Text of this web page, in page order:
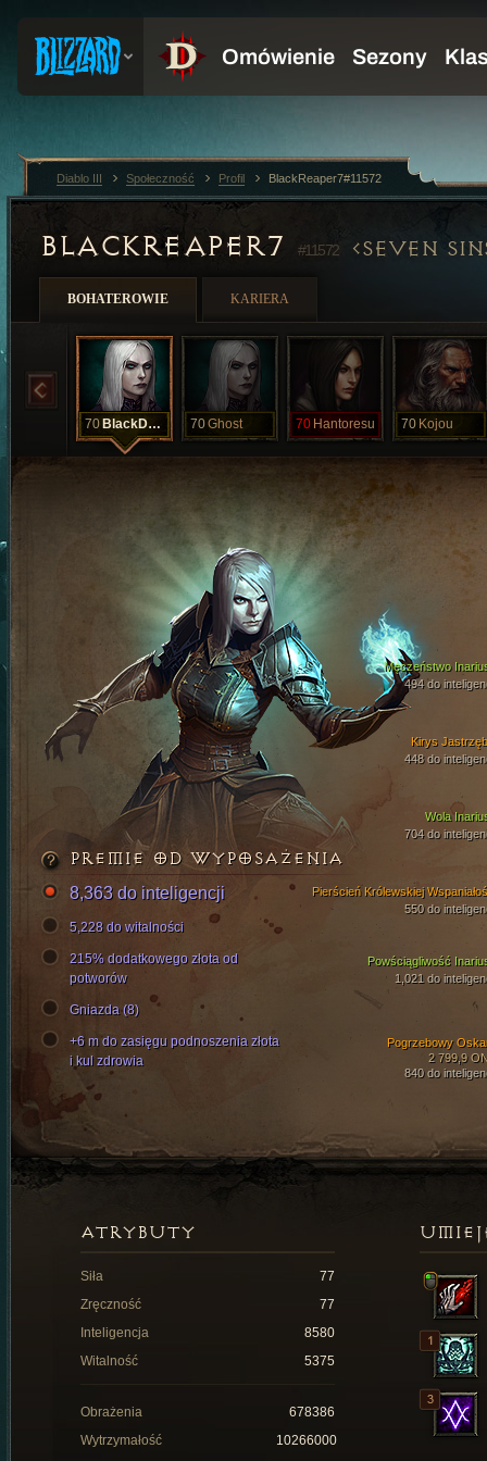
BLACKREAPER7 #11572 SEVEN
BOHATEROWIE KARIERA
70 BlackDeath 70Ghost 70 Hantoresu 70 Kojou
Kirys
448 do
Wola
704 do
Męczeństwo
494 do
Powściągliwość
1,021 do
Pogrzebowy
2 799,9
840 do
Pierścień Królewskiej
550 do
PREMIE OD WYPOSAŻENIA
8,363 do inteligencji
5,228 do witalności
215% dodatkowego złota od
potworów
Gniazda (8)
+6 m do zasięgu podnoszenia złota
i kul zdrowia
ATRYBUTY
Siła
77
Zręczność
77
Inteligencja
8580
Witalność
5375
Obrażenia
678386
Wytrzymałość
10266000
Diablo III Społeczność Profil BlackReaper7#11572